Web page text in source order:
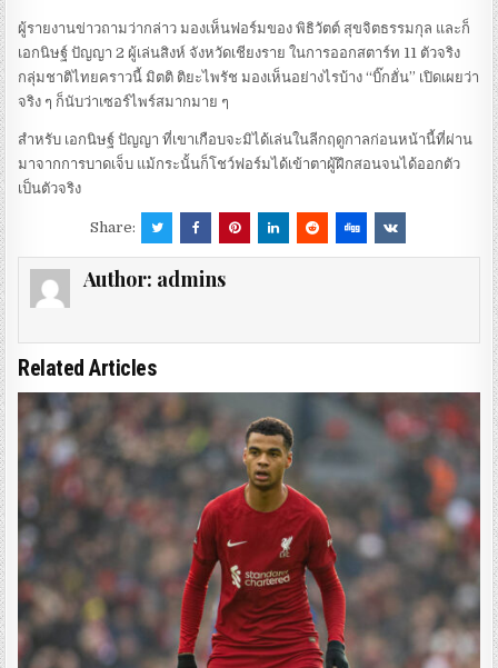
ผู้รายงานข่าวถาม​ว่ากล่าว​ มองเห็นฟอร์มของ​ พิธิวัตต์​ สุขจิต​ธรรม​กุล​ และก็​
เอกนิษฐ์​ ปัญญา​ 2​ ผู้เล่นสิงห์​ จังหวัดเชียงราย​ ใน​การออกสตาร์​ท​ 11​ ตัวจริง
กลุ่มชาติไทยคราวนี้ มิตติ​ ติ​ยะ​ไพรัช​ มองเห็นอย่างไรบ้าง​ “บิ๊กฮั่น” เปิดเผยว่า
จริง ๆ ก็นับว่าเซอร์ไพร์ส​มากมาย ๆ
สำหรับ​ เอกนิษฐ์​ ปัญญา​ ที่เขาเกือบจะมิได้เล่นในลีกฤดูกาลก่อนหน้านี้ที่ผ่าน
มาจากการบาดเจ็บ​ แม้กระนั้นก็โชว์ฟอร์​มได้เข้าตาผู้ฝึกสอนจนได้ออกตัว
เป็นตัวจริง​
Share:
Author: admins
Related Articles